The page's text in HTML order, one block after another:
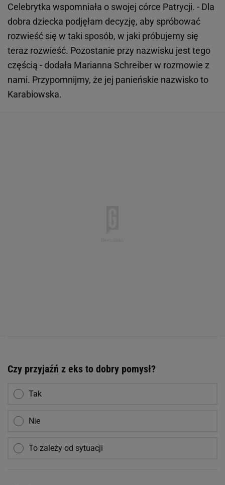
Celebrytka wspomniała o swojej córce Patrycji. - Dla
dobra dziecka podjęłam decyzję, aby spróbować
rozwieść się w taki sposób, w jaki próbujemy się
teraz rozwieść. Pozostanie przy nazwisku jest tego
częścią - dodała Marianna Schreiber w rozmowie z
nami. Przypomnijmy, że jej panieńskie nazwisko to
Karabiowska.
Czy przyjaźń z eks to dobry pomysł?
Tak
Nie
To zależy od sytuacji